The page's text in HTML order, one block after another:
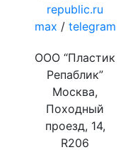
republic.ru
max / telegram
ООО “Пластик
Репаблик”
Москва,
Походный
проезд, 14,
R206